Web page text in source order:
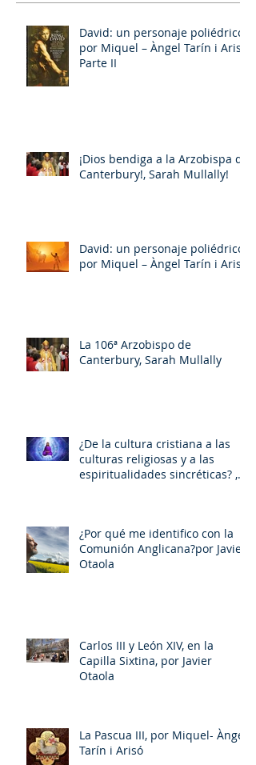
David: un personaje poliédrico,
por Miquel – Àngel Tarín i Arisó
Parte II
¡Dios bendiga a la Arzobispa de
Canterbury!, Sarah Mullally!
David: un personaje poliédrico,
por Miquel – Àngel Tarín i Arisó
La 106ª Arzobispo de
Canterbury, Sarah Mullally
¿De la cultura cristiana a las
culturas religiosas y a las
espiritualidades sincréticas? ,
¿Por qué me identifico con la
Comunión Anglicana?por Javier
Otaola
Carlos III y León XIV, en la
Capilla Sixtina, por Javier
Otaola
La Pascua III, por Miquel- Àngel
Tarín i Arisó